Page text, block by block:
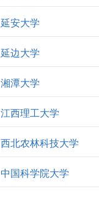
延安大学
延边大学
湘潭大学
江西理工大学
西北农林科技大学
中国科学院大学